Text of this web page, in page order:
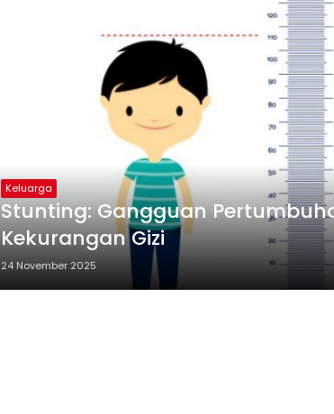
Keluarga
Stunting: Gangguan
Kekurangan Gizi
24 November 2025